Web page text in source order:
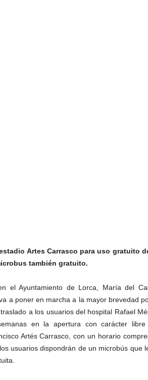
Artes Carrasco para uso gratuito
también gratuito.
el Ayuntamiento de Lorca, María del
a poner en marcha a la mayor brevedad
a los usuarios del hospital Rafael
en la apertura con carácter
Artés Carrasco, con un horario
usuarios dispondrán de un microbús que